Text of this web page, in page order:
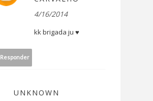
4/16/2014
kk brigada ju ♥
Responder
UNKNOWN